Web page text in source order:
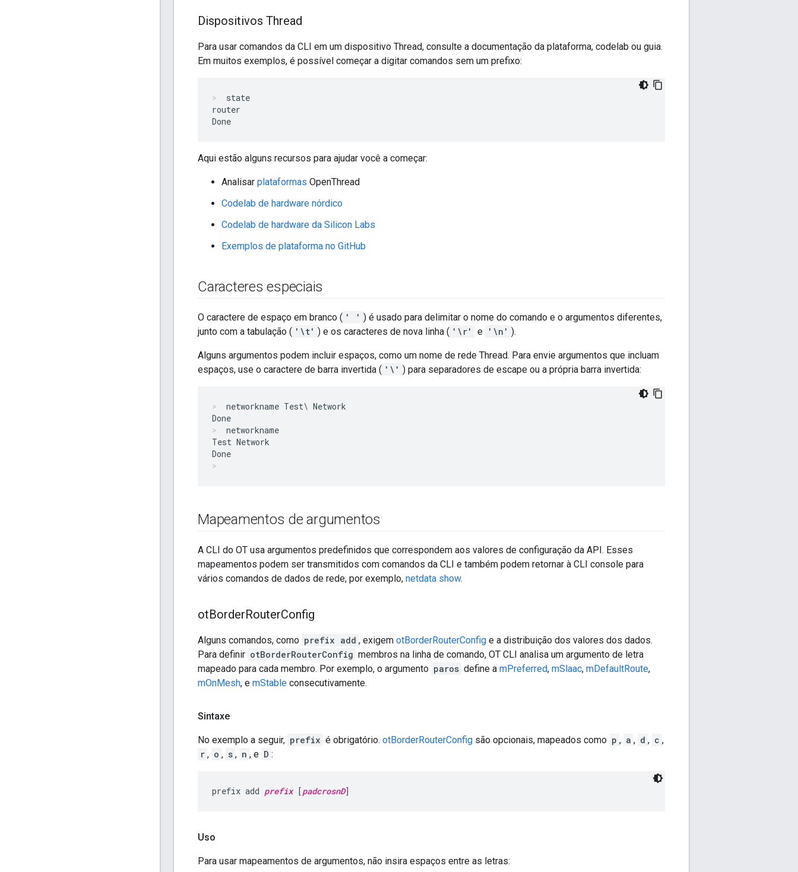
Dispositivos Thread
Para usar comandos da CLI em um dispositivo Thread, consulte a documentação da plataforma, codelab ou guia.
Em muitos exemplos, é possível começar a digitar comandos sem um prefixo:
state
router
Aqui estão alguns recursos para ajudar você a começar:
Analisar plataformas OpenThread
Codelab de hardware nórdico
Codelab de hardware da Silicon Labs
Exemplos de plataforma no GitHub
Caracteres especiais
O caractere de espaço em branco ( ' ' ) é usado para delimitar o nome do comando e o argumentos diferentes,
junto com a tabulação ( '\t' ) e os caracteres de nova linha ( '\r' e '\n' ).
Alguns argumentos podem incluir espaços, como um nome de rede Thread. Para envie argumentos que incluam
espaços, use o caractere de barra invertida ( '\' ) para separadores de escape ou a própria barra invertida:
networkname Test\ Network
networkname
Test Network
Mapeamentos de argumentos
A CLI do OT usa argumentos predefinidos que correspondem aos valores de configuração da API. Esses
mapeamentos podem ser transmitidos com comandos da CLI e também podem retornar à CLI console para
vários comandos de dados de rede, por exemplo, netdata show.
otBorderRouterConfig
Alguns comandos, como prefix add , exigem otBorderRouterConfig e a distribuição dos valores dos dados.
Para definir otBorderRouterConfig membros na linha de comando, OT CLI analisa um argumento de letra
mapeado para cada membro. Por exemplo, o argumento paros define a mPreferred, mSlaac, mDefaultRoute,
mOnMesh, e mStable consecutivamente.
Sintaxe
No exemplo a seguir, prefix é obrigatório. otBorderRouterConfig são opcionais, mapeados como p , a , d , c ,
r , o , s , n , e D :
prefix add prefix [padcrosnD]
Uso
Para usar mapeamentos de argumentos, não insira espaços entre as letras: